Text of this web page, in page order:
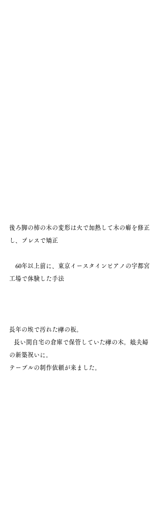
後ろ脚の柿の木の変形は火で加熱して木の癖を修正
し、プレスで矯正
60年以上前に、東京イースタインピアノの宇都宮
工場で体験した手法
長年の埃で汚れた欅の板。
の新築祝いに。
テーブルの制作依頼が来ました。